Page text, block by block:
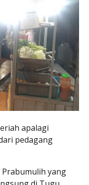
apalagi
pedagang
yang